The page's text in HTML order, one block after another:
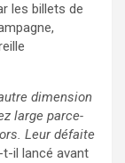
les billets de
dimension
large parce-
Leur défaite
t-il lancé avant